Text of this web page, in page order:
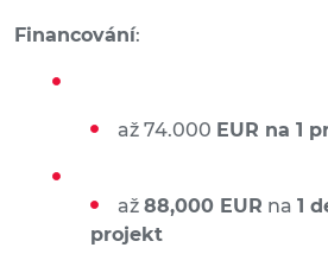
Financování:
až 74.000 EUR na 1
až 88,000 EUR na 1
projekt